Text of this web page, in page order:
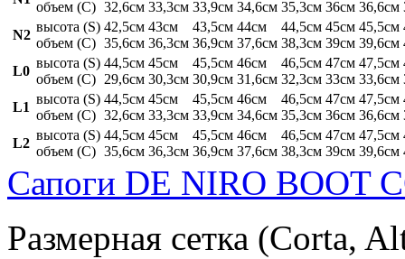
объем (C) 32,6см 33,3см 33,9см 34,6см 35,3см 36см 36,6см
N2
высота (S)
объем (C)
42,5см
35,6см
43см
36,3см
43,5см
36,9см
44см
37,6см
44,5см
38,3см
45см
39см
45,5см
39,6см
L0
высота (S)
объем (C)
44,5см
29,6см
45см
30,3см
45,5см
30,9см
46см
31,6см
46,5см
32,3см
47см
33см
47,5см
33,6см
L1
высота (S)
объем (C)
44,5см
32,6см
45см
33,3см
45,5см
33,9см
46см
34,6см
46,5см
35,3см
47см
36см
47,5см
36,6см
L2
высота (S)
объем (C)
44,5см
35,6см
45см
36,3см
45,5см
36,9см
46см
37,6см
46,5см
38,3см
47см
39см
47,5см
39,6см
Сапоги DE NIRO BOOT
Размерная сетка (Corta,